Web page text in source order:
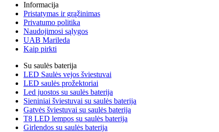
Informacija
Pristatymas ir grąžinimas
Privatumo politika
Naudojimosi sąlygos
UAB Marileda
Kaip pirkti
Su saulės baterija
LED Saulės vejos šviestuvai
LED saulės prožektoriai
Led juostos su saulės baterija
Sieniniai šviestuvai su saulės baterija
Gatvės šviestuvai su saulės baterija
T8 LED lempos su saulės baterija
Girlendos su saulės baterija